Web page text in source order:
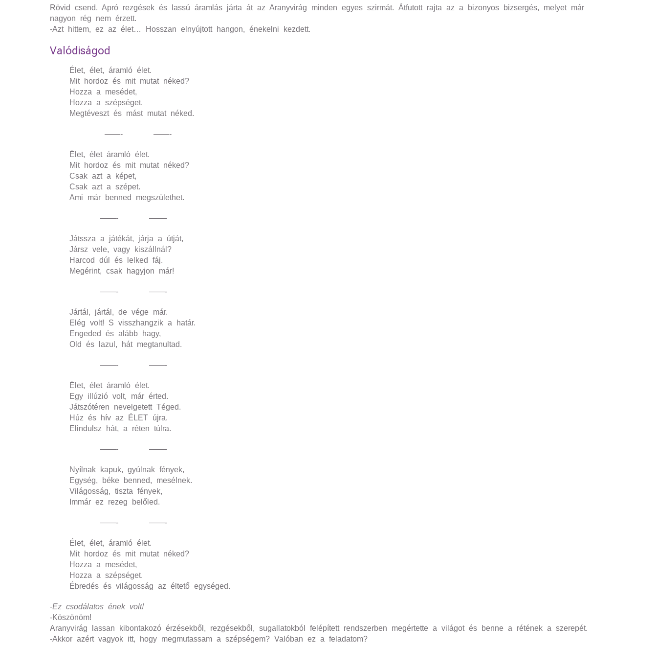
Rövid csend. Apró rezgések és lassú áramlás járta át az Aranyvirág minden egyes szirmát. Átfutott rajta az a bizonyos bizsergés, melyet már
nagyon rég nem érzett.
-Azt hittem, ez az élet… Hosszan elnyújtott hangon, énekelni kezdett.
Valódiságod
Élet, élet, áramló élet.
Mit hordoz és mit mutat néked?
Hozza a mesédet,
Hozza a szépséget.
Megtéveszt és mást mutat néked.
——- ——-
Élet, élet áramló élet.
Mit hordoz és mit mutat néked?
Csak azt a képet,
Csak azt a szépet.
Ami már benned megszülethet.
——- ——-
Játssza a játékát, járja a útját,
Jársz vele, vagy kiszállnál?
Harcod dúl és lelked fáj.
Megérint, csak hagyjon már!
——- ——-
Jártál, jártál, de vége már.
Elég volt! S visszhangzik a határ.
Engeded és alább hagy,
Old és lazul, hát megtanultad.
——- ——-
Élet, élet áramló élet.
Egy illúzió volt, már érted.
Játszótéren nevelgetett Téged.
Húz és hív az ÉLET újra.
Elindulsz hát, a réten túlra.
——- ——-
Nyílnak kapuk, gyúlnak fények,
Egység, béke benned, mesélnek.
Világosság, tiszta fények,
Immár ez rezeg belőled.
——- ——-
Élet, élet, áramló élet.
Mit hordoz és mit mutat néked?
Hozza a mesédet,
Hozza a szépséget.
Ébredés és világosság az éltető egységed.
-Ez csodálatos ének volt!
-Köszönöm!
Aranyvirág lassan kibontakozó érzésekből, rezgésekből, sugallatokból felépített rendszerben megértette a világot és benne a rétének a szerepét.
-Akkor azért vagyok itt, hogy megmutassam a szépségem? Valóban ez a feladatom?